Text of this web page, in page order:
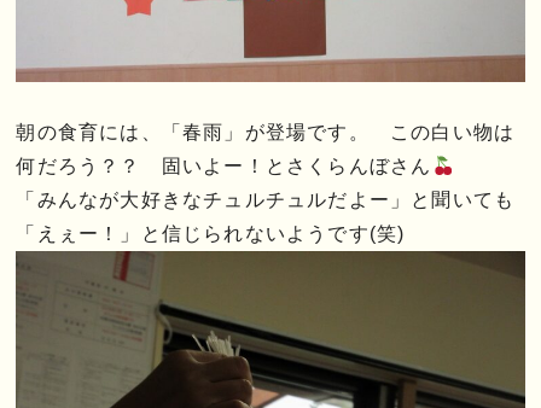
朝の食育には、「春雨」が登場です。 この白い物は
何だろう？？ 固いよー！とさくらんぼさん
「みんなが大好きなチュルチュルだよー」と聞いても
「えぇー！」と信じられないようです(笑)